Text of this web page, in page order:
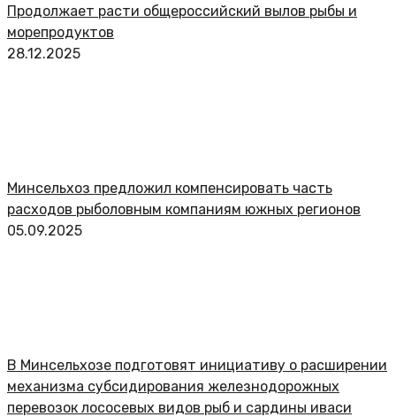
Продолжает расти общероссийский вылов рыбы и
морепродуктов
28.12.2025
Минсельхоз предложил компенсировать часть
расходов рыболовным компаниям южных регионов
05.09.2025
В Минсельхозе подготовят инициативу о расширении
механизма субсидирования железнодорожных
перевозок лососевых видов рыб и сардины иваси